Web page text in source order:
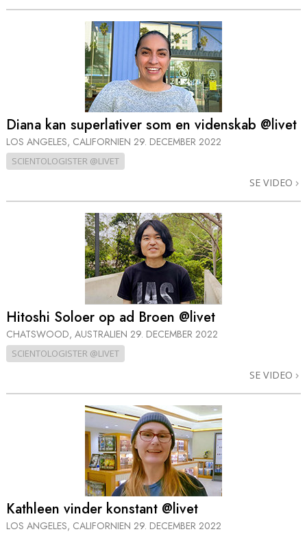
Diana kan superlativer som en videnskab @livet
LOS ANGELES, CALIFORNIEN 29. DECEMBER 2022
SCIENTOLOGISTER @LIVET
SE VIDEO
Hitoshi Soloer op ad Broen @livet
CHATSWOOD, AUSTRALIEN 29. DECEMBER 2022
SCIENTOLOGISTER @LIVET
SE VIDEO
Kathleen vinder konstant @livet
LOS ANGELES, CALIFORNIEN 29. DECEMBER 2022